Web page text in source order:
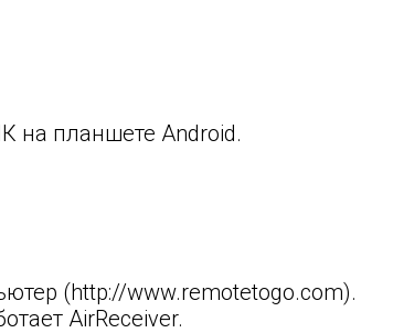
на планшете Android.
(http://www.remotetogo.com).
AirReceiver.